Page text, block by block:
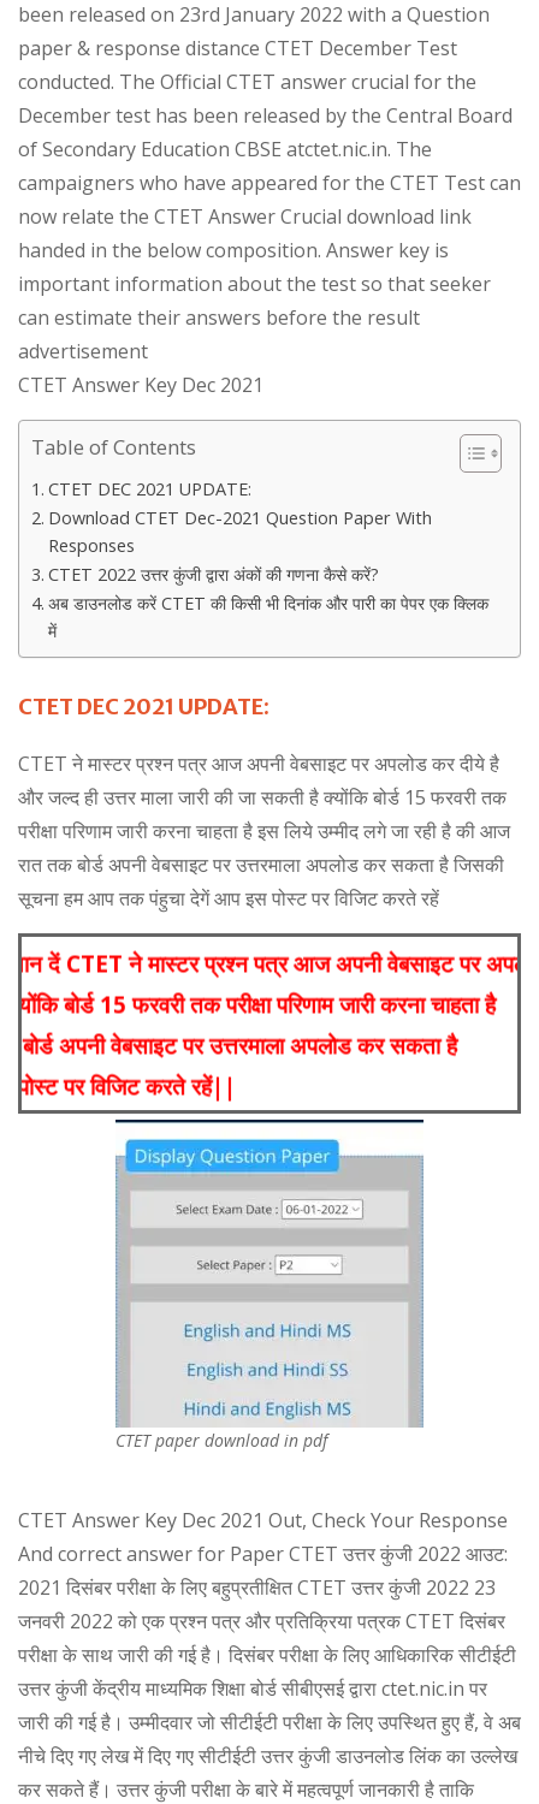
been released on 23rd January 2022 with a Question
paper & response distance CTET December Test
conducted. The Official CTET answer crucial for the
December test has been released by the Central Board
of Secondary Education CBSE atctet.nic.in. The
campaigners who have appeared for the CTET Test can
now relate the CTET Answer Crucial download link
handed in the below composition. Answer key is
important information about the test so that seeker
can estimate their answers before the result
advertisement
CTET Answer Key Dec 2021
Table of Contents
CTET DEC 2021 UPDATE:
Download CTET Dec-2021 Question Paper With
Responses
CTET 2022 उत्तर कुंजी द्वारा अंकों की गणना कैसे करें?
अब डाउनलोड करें CTET की किसी भी दिनांक और पारी का पेपर एक क्लिक
में
CTET DEC 2021 UPDATE:
CTET ने मास्टर प्रश्न पत्र आज अपनी वेबसाइट पर अपलोड कर दीये है
और जल्द ही उत्तर माला जारी की जा सकती है क्योंकि बोर्ड 15 फरवरी तक
परीक्षा परिणाम जारी करना चाहता है इस लिये उम्मीद लगे जा रही है की आज
रात तक बोर्ड अपनी वेबसाइट पर उत्तरमाला अपलोड कर सकता है जिसकी
सूचना हम आप तक पंहुचा देगें आप इस पोस्ट पर विजिट करते रहें
ध्यान दें CTET ने मास्टर प्रश्न पत्र आज अपनी
सकती है क्योंकि बोर्ड 15 फरवरी तक परीक्षा परिणाम जारी करना
रात तक बोर्ड अपनी वेबसाइट पर उत्तरमाला अपलोड कर सकता
आप इस पोस्ट पर विजिट करते रहें||
CTET paper download in pdf
CTET Answer Key Dec 2021 Out, Check Your Response
And correct answer for Paper CTET उत्तर कुंजी 2022 आउट:
2021 दिसंबर परीक्षा के लिए बहुप्रतीक्षित CTET उत्तर कुंजी 2022 23
जनवरी 2022 को एक प्रश्न पत्र और प्रतिक्रिया पत्रक CTET दिसंबर
परीक्षा के साथ जारी की गई है। दिसंबर परीक्षा के लिए आधिकारिक सीटीईटी
उत्तर कुंजी केंद्रीय माध्यमिक शिक्षा बोर्ड सीबीएसई द्वारा ctet.nic.in पर
जारी की गई है। उम्मीदवार जो सीटीईटी परीक्षा के लिए उपस्थित हुए हैं, वे अब
नीचे दिए गए लेख में दिए गए सीटीईटी उत्तर कुंजी डाउनलोड लिंक का उल्लेख
कर सकते हैं। उत्तर कुंजी परीक्षा के बारे में महत्वपूर्ण जानकारी है ताकि